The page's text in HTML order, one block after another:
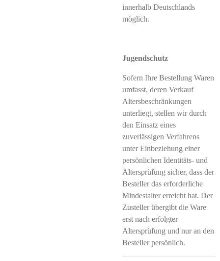
innerhalb Deutschlands
möglich.
Jugendschutz
Sofern Ihre Bestellung Waren
umfasst, deren Verkauf
Altersbeschränkungen
unterliegt, stellen wir durch
den Einsatz eines
zuverlässigen Verfahrens
unter Einbeziehung einer
persönlichen Identitäts- und
Altersprüfung sicher, dass der
Besteller das erforderliche
Mindestalter erreicht hat. Der
Zusteller übergibt die Ware
erst nach erfolgter
Altersprüfung und nur an den
Besteller persönlich.